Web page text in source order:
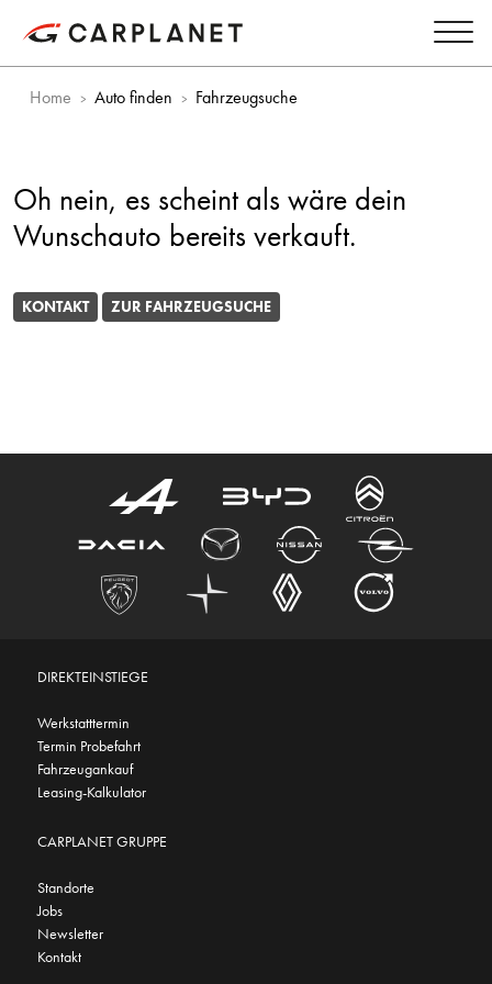
Home Auto finden Fahrzeugsuche
Oh nein, es scheint als wäre dein
Wunschauto bereits verkauft.
KONTAKT ZUR FAHRZEUGSUCHE
DIREKTEINSTIEGE
Werkstatttermin
Termin Probefahrt
Fahrzeugankauf
Leasing-Kalkulator
CARPLANET GRUPPE
Standorte
Jobs
Newsletter
Kontakt